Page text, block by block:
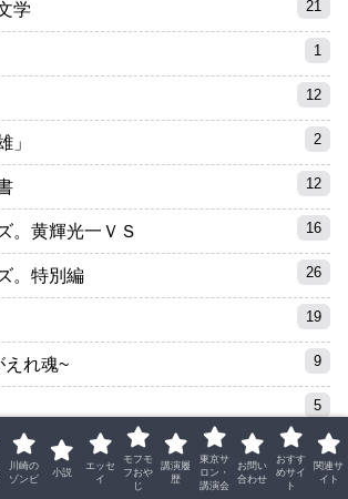
学 21
1
12
」 2
12
。黄輝光一ＶＳ 16
。特別編 26
19
えれ魂~ 9
5
1
川崎の
ゾンビ
小説
エッセ
イ
モフモ
フおや
じ
講演履
歴
東京サ
ロン・
講演会
お問い
合わせ
おすす
めサイ
ト
関連サ
イト